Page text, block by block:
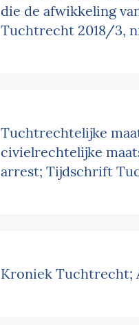
die de afwikkeling
Tuchtrecht 2018/3,
Tuchtrechtelijke
civielrechtelijke
arrest; Tijdschrift
Kroniek Tuchtrecht;